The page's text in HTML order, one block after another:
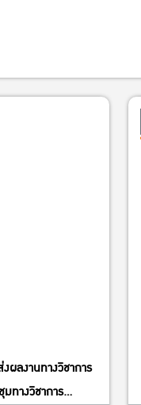
ผลงานทางวิชาการ
มทางวิชาการ